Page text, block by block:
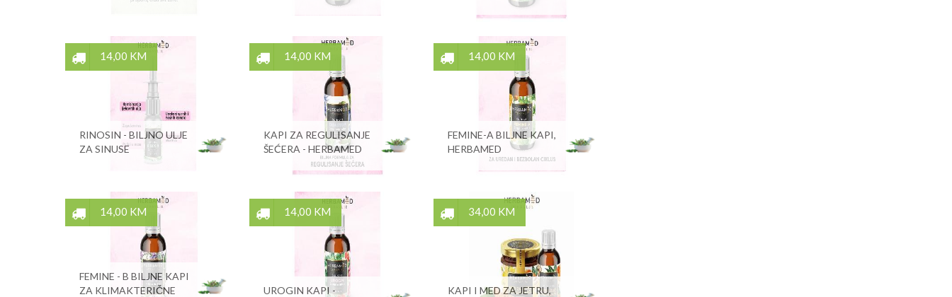
14,00 KM
RINOSIN - BILJNO ULJE
ZA SINUSE
14,00 KM
KAPI ZA REGULISANJE
ŠEĆERA - HERBAMED
14,00 KM
FEMINE-A BILJNE KAPI,
HERBAMED
14,00 KM
FEMINE - B BILJNE KAPI
ZA KLIMAKTERIČNE
14,00 KM
UROGIN KAPI -
34,00 KM
KAPI I MED ZA JETRU,